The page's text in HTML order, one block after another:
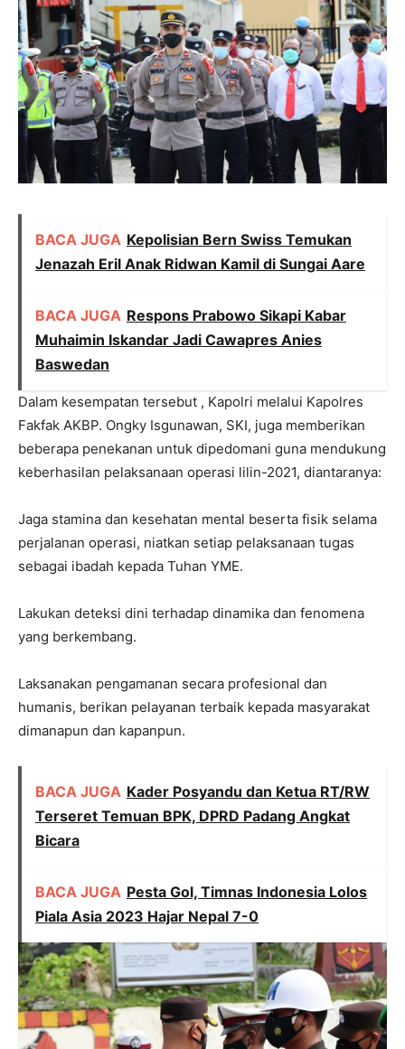
BACA JUGA Kepolisian Bern Swiss Temukan
Jenazah Eril Anak Ridwan Kamil di Sungai Aare
BACA JUGA Respons Prabowo Sikapi Kabar
Muhaimin Iskandar Jadi Cawapres Anies
Baswedan
Dalam kesempatan tersebut , Kapolri melalui Kapolres
Fakfak AKBP. Ongky Isgunawan, SKI, juga memberikan
beberapa penekanan untuk dipedomani guna mendukung
keberhasilan pelaksanaan operasi lilin-2021, diantaranya:
Jaga stamina dan kesehatan mental beserta fisik selama
perjalanan operasi, niatkan setiap pelaksanaan tugas
sebagai ibadah kepada Tuhan YME.
Lakukan deteksi dini terhadap dinamika dan fenomena
yang berkembang.
Laksanakan pengamanan secara profesional dan
humanis, berikan pelayanan terbaik kepada masyarakat
dimanapun dan kapanpun.
BACA JUGA Kader Posyandu dan Ketua RT/RW
Terseret Temuan BPK, DPRD Padang Angkat
Bicara
BACA JUGA Pesta Gol, Timnas Indonesia Lolos
Piala Asia 2023 Hajar Nepal 7-0